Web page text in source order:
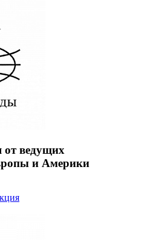
ведущих
и Америки